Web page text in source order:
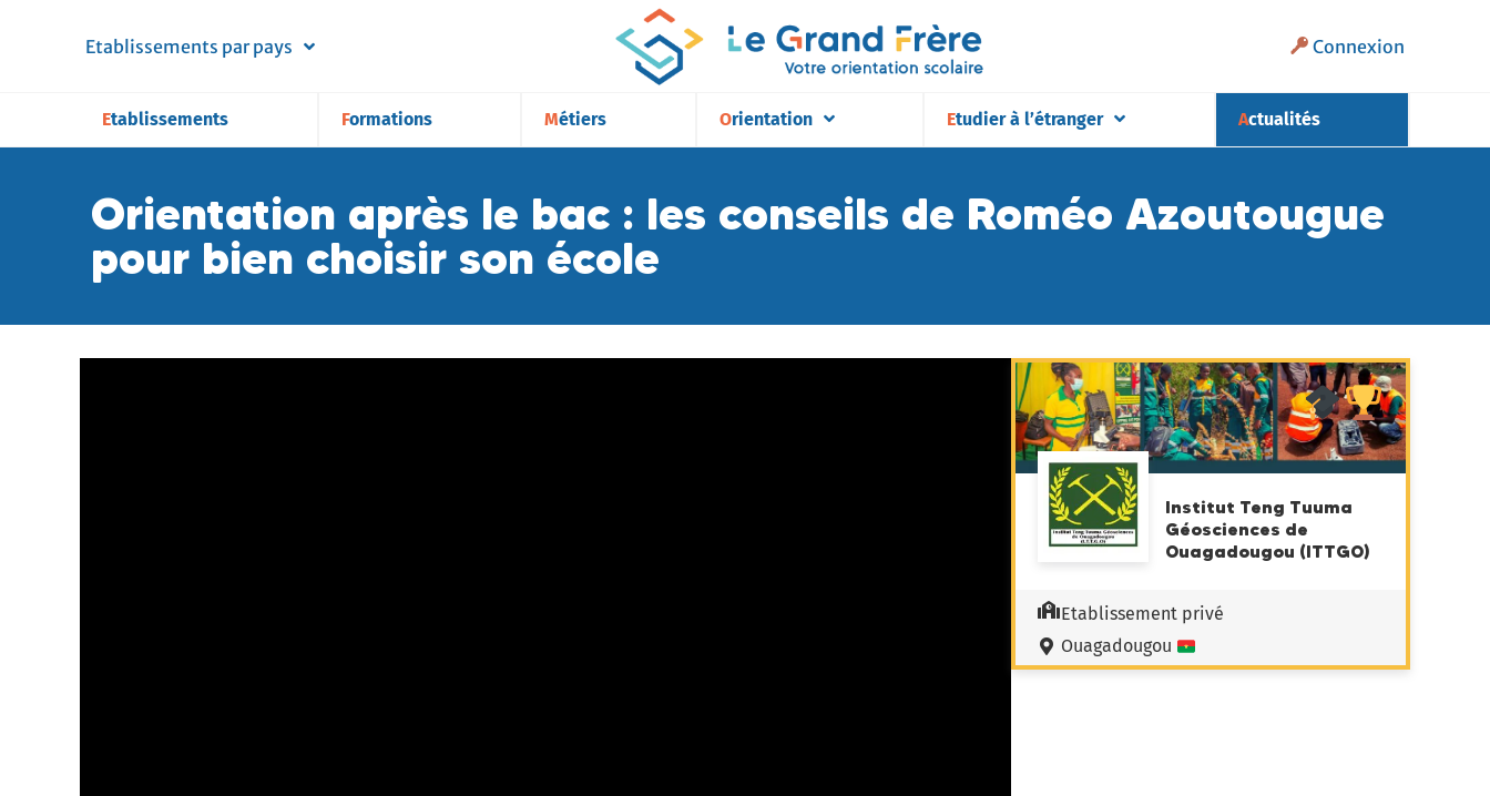
Etablissements par pays Connexion
Etablissements Formations Métiers Orientation Etudier à l’étranger Actualités
Orientation après le bac : les conseils de Roméo Azoutougue
pour bien choisir son école
Institut Teng Tuuma
Géosciences de
Ouagadougou (ITTGO)
Etablissement privé
Ouagadougou